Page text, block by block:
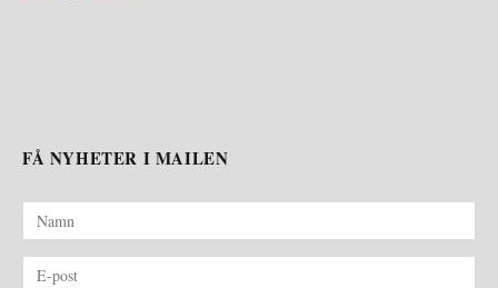
FÅ NYHETER I MAILEN